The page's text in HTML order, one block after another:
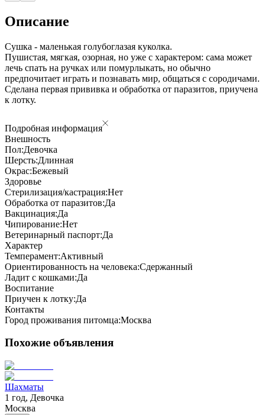
Описание
Сушка - маленькая голубоглазая куколка.
Пушистая, мягкая, озорная, но уже с характером: сама может
лечь спать на ручках или помурлыкать, но обычно
предпочитает играть и познавать мир, общаться с сородичами.
Сделана первая прививка и обработка от паразитов, приучена
к лотку.
Подробная информация
Внешность
Пол:Девочка
Шерсть:Длинная
Окрас:Бежевый
Здоровье
Стерилизация/кастрация:Нет
Обработка от паразитов:Да
Вакцинация:Да
Чипирование:Нет
Ветеринарный паспорт:Да
Характер
Темперамент:Активный
Ориентированность на человека:Сдержанный
Ладит с кошками:Да
Воспитание
Приучен к лотку:Да
Контакты
Город проживания питомца:Москва
Похожие объявления
Шахматы
1 год, Девочка
Москва